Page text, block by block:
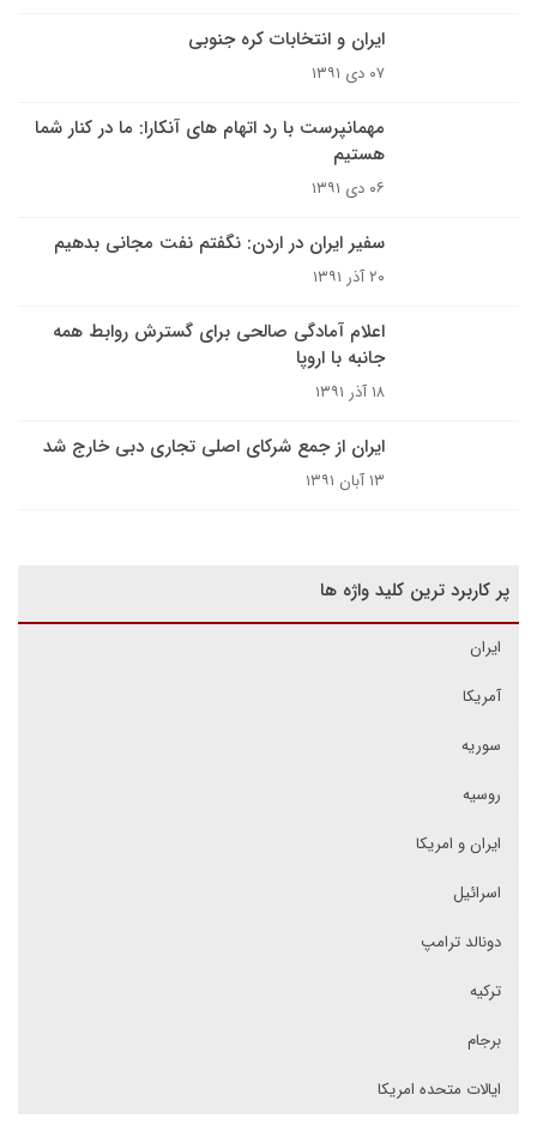
ایران و انتخابات کره جنوبی
۰۷ دی ۱۳۹۱
مهمانپرست با رد اتهام های آنکارا: ما در کنار شما
هستیم
۰۶ دی ۱۳۹۱
سفیر ایران در اردن: نگفتم نفت مجانی بدهیم
۲۰ آذر ۱۳۹۱
اعلام آمادگی صالحی برای گسترش روابط همه
جانبه با اروپا
۱۸ آذر ۱۳۹۱
ایران از جمع شرکای اصلی تجاری دبی خارج شد
۱۳ آبان ۱۳۹۱
پر کاربرد ترین کلید واژه ها
ایران
آمریکا
سوریه
روسیه
ایران و امریکا
اسرائیل
دونالد ترامپ
ترکیه
برجام
ایالات متحده امریکا